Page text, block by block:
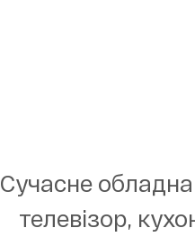
Сучасне
телевізор,